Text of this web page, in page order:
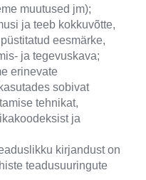
muutused jm);
ja teeb kokkuvõtte,
eesmärke,
ja tegevuskava;
erinevate
sobivat
tehnikat,
ja
kirjandust on
teadusuuringute